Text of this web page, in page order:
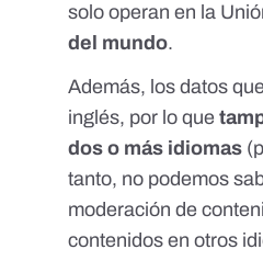
solo operan en la
del mundo.
Además, los datos
inglés, por lo que
dos o más idiomas
tanto, no podemos
moderación de
contenidos en otros